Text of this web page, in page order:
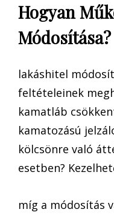
Hogyan
Módosítása?
lakáshitel
feltételeinek
kamatláb
kamatozású
kölcsönre való
esetben?
míg a módosítás